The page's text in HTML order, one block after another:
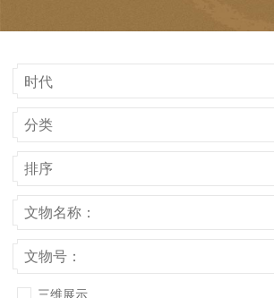
时代
分类
排序
三维展示